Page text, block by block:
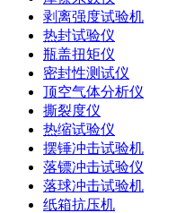
剥离强度试验机
热封试验仪
瓶盖扭矩仪
密封性测试仪
顶空气体分析仪
撕裂度仪
热缩试验仪
摆锤冲击试验机
落镖冲击试验仪
落球冲击试验机
纸箱抗压机